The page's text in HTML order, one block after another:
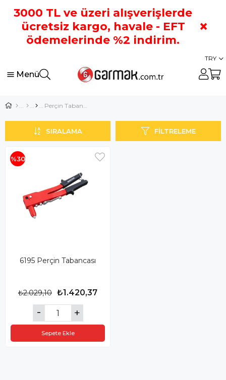
3000 TL ve üzeri alışverişlerde
ücretsiz kargo, havale - EFT
ödemelerinde %2 indirim.
×
Menü
TRY
Perçin Tabancası
FILTRELEME
SIRALAMA
6195 Perçin Tabancası
₺1.420,37
₺2.029,10
Sepete Ekle
%30